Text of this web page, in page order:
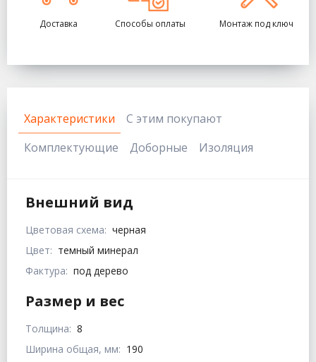
Доставка Способы оплаты Монтаж под ключ
Характеристики
С этим покупают
Комплектующие
Доборные Изоляция
Внешний вид
Цветовая схема: черная
Цвет: темный минерал
Фактура: под дерево
Размер и вес
Толщина: 8
Ширина общая, мм: 190